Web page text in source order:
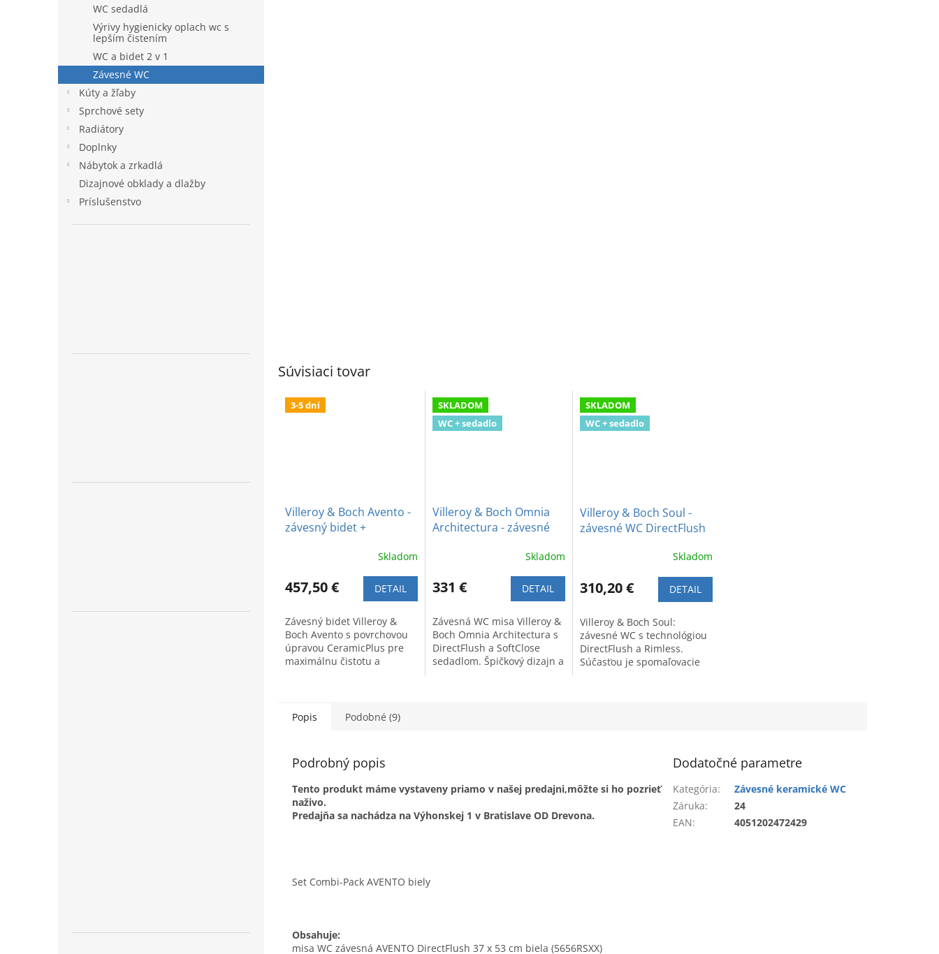
WC sedadlá
Výrivy hygienicky oplach wc s
lepším čistením
WC a bidet 2 v 1
Závesné WC
Kúty a žľaby
Sprchové sety
Radiátory
Doplnky
Nábytok a zrkadlá
Dizajnové obklady a dlažby
Príslušenstvo
Súvisiaci tovar
3-5 dní
Villeroy & Boch Avento -
závesný bidet +
Skladom
457,50 € DETAIL
Závesný bidet Villeroy &
Boch Avento s povrchovou
úpravou CeramicPlus pre
maximálnu čistotu a
SKLADOM
WC + sedadlo
Villeroy & Boch Omnia
Architectura - závesné
sedadlo SoftCloseSkladom
331 € DETAIL
Závesná WC misa Villeroy &
Boch Omnia Architectura s
DirectFlush a SoftClose
sedadlom. Špičkový dizajn a
SKLADOM
WC + sedadlo
Villeroy & Boch Soul -
závesné WC DirectFlush
Skladom
310,20 € DETAIL
Villeroy & Boch Soul:
závesné WC s technológiou
DirectFlush a Rimless.
Súčasťou je spomaľovacie
Popis
Podobné (9)
Podrobný popis
Tento produkt máme vystaveny priamo v našej predajni,môžte si ho pozrieť
naživo.
Predajňa sa nachádza na Výhonskej 1 v Bratislave OD Drevona.
Set Combi-Pack AVENTO biely
Obsahuje:
misa WC závesná AVENTO DirectFlush 37 x 53 cm biela (5656RSXX)
Dodatočné parametre
Kategória:
Závesné keramické WC
Záruka:
24
EAN: 4051202472429